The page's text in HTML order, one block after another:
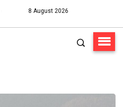
8 August 2026